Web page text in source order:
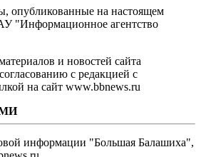
опубликованные на настоящем
"Информационное агентство
и новостей сайта
с редакцией с
на сайт www.bbnews.ru
информации "Большая Балашиха",